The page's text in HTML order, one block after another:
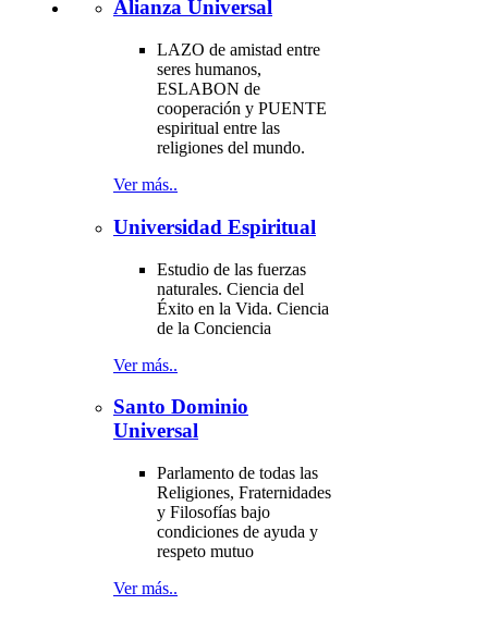
Alianza Universal
LAZO de amistad entre
seres humanos,
ESLABON de
cooperación y PUENTE
espiritual entre las
religiones del mundo.
Ver más..
Universidad Espiritual
Estudio de las fuerzas
naturales. Ciencia del
Éxito en la Vida. Ciencia
de la Conciencia
Ver más..
Santo Dominio
Universal
Parlamento de todas las
Religiones, Fraternidades
y Filosofías bajo
condiciones de ayuda y
respeto mutuo
Ver más..